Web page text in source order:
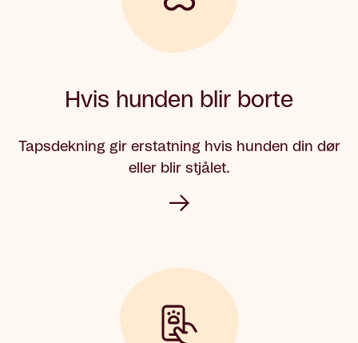
Hvis hunden blir borte
Tapsdekning gir erstatning hvis hunden din dør
eller blir stjålet.